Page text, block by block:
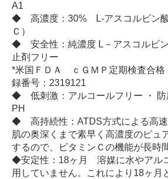
A1
◆ 高濃度：30% L-アスコルビン酸
Ｃ）
◆ 安全性：純濃度 L－アスコルビ
止剤フリー
*米国ＦＤＡ ｃＧＭＰ定期検査合
録番号：2319121
◆ 低刺激：アルコールフリー ・ 防
PH
◆ 高持続性：ATDS方式による高速
肌の奥深くまで素早く高濃度のピュ
するので、ビタミンＣの機能が長時
◆安定性：18ヶ月 溶媒に水やアル
用していません。これにより18ヶ月